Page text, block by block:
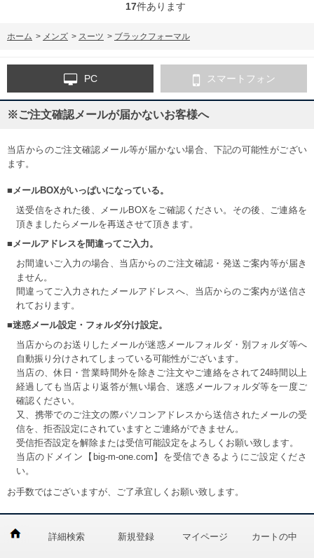
17件あります
ホーム > メンズ > スーツ > ブラックフォーマル
PC スマートフォン
※ご注文確認メールが届かないお客様へ
当店からのご注文確認メール等が届かない場合、下記の可能性がござい
ます。
■メールBOXがいっぱいになっている。
送受信をされた後、メールBOXをご確認ください。その後、ご連絡を
頂きましたらメールを再送させて頂きます。
■メールアドレスを間違ってご入力。
お間違いご入力の場合、当店からのご注文確認・発送ご案内等が届き
ません。
間違ってご入力されたメールアドレスへ、当店からのご案内が送信さ
れております。
■迷惑メール設定・フォルダ分け設定。
当店からのお送りしたメールが迷惑メールフォルダ・別フォルダ等へ
自動振り分けされてしまっている可能性がございます。
当店の、休日・営業時間外を除きご注文やご連絡をされて24時間以上
経過しても当店より返答が無い場合、迷惑メールフォルダ等を一度ご
確認ください。
又、携帯でのご注文の際パソコンアドレスから送信されたメールの受
信を、拒否設定にされていますとご連絡ができません。
受信拒否設定を解除または受信可能設定をよろしくお願い致します。
当店のドメイン【big-m-one.com】を受信できるようにご設定くださ
い。
お手数ではございますが、ご了承宜しくお願い致します。
詳細検索 新規登録 マイページ カートの中